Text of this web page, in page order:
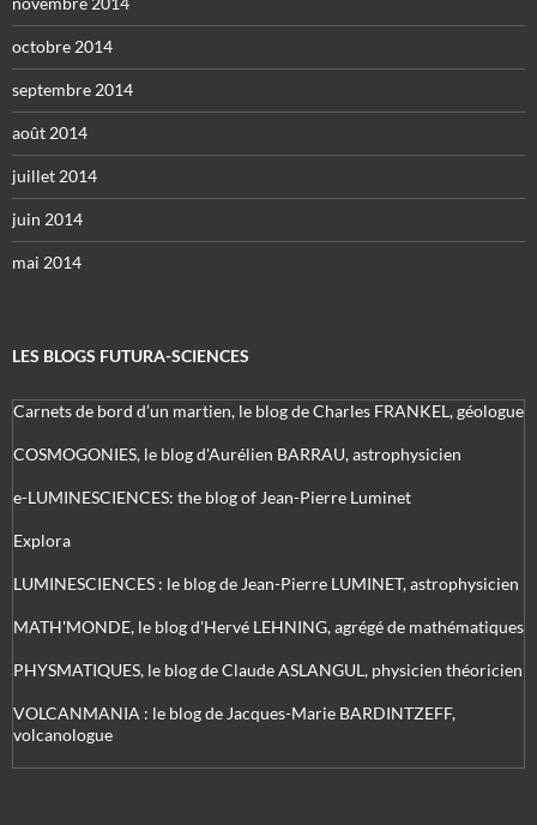
octobre 2014
septembre 2014
août 2014
juillet 2014
juin 2014
mai 2014
LES BLOGS FUTURA-SCIENCES
Carnets de bord d’un martien, le blog de Charles FRANKEL, géologue
COSMOGONIES, le blog d'Aurélien BARRAU, astrophysicien
e-LUMINESCIENCES: the blog of Jean-Pierre Luminet
Explora
LUMINESCIENCES : le blog de Jean-Pierre LUMINET, astrophysicien
MATH'MONDE, le blog d'Hervé LEHNING, agrégé de mathématiques
PHYSMATIQUES, le blog de Claude ASLANGUL, physicien théoricien
VOLCANMANIA : le blog de Jacques-Marie BARDINTZEFF,
volcanologue